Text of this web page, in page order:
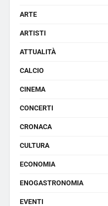
ARTE
ARTISTI
ATTUALITÀ
CALCIO
CINEMA
CONCERTI
CRONACA
CULTURA
ECONOMIA
ENOGASTRONOMIA
EVENTI